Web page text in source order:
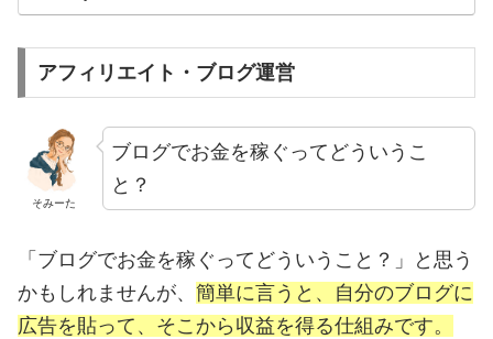
もう！
アフィリエイト・ブログ運営
そみーた
ブログでお金を稼ぐってどういうこ
と？
「ブログでお金を稼ぐってどういうこと？」と思う
かもしれませんが、 簡単に言うと、自分のブログに
広告を貼って、そこから収益を得る仕組みです。